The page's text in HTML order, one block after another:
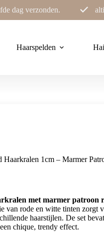
dag verzonden.
Haarspelden
Haarkralen 1cm – Marmer
met marmer patroon
van rode en witte tinten zorgt
haarstijlen. De set
chique, trendy effect.